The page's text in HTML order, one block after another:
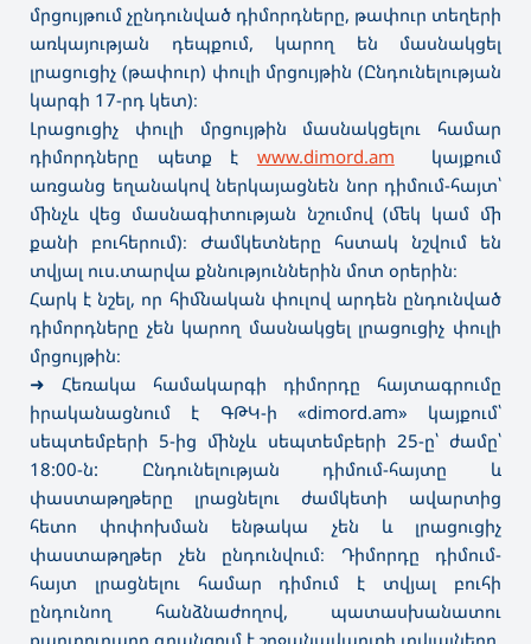
մրցույթում չընդունված դիմորդները, թափուր տեղերի
առկայության դեպքում, կարող են մասնակցել
լրացուցիչ (թափուր) փուլի մրցույթին (Ընդունելության
կարգի 17-րդ կետ)։
Լրացուցիչ փուլի մրցույթին մասնակցելու համար
դիմորդները պետք է www.dimord.am կայքում
առցանց եղանակով ներկայացնեն նոր դիմում-հայտ՝
մինչև վեց մասնագիտության նշումով (մեկ կամ մի
քանի բուհերում)։ Ժամկետները հստակ նշվում են
տվյալ ուս.տարվա քննություններին մոտ օրերին։
Հարկ է նշել, որ հիմնական փուլով արդեն ընդունված
դիմորդները չեն կարող մասնակցել լրացուցիչ փուլի
մրցույթին։
➜ Հեռակա համակարգի դիմորդը հայտագրումը
իրականացնում է ԳԹԿ-ի «dimord.am» կայքում՝
սեպտեմբերի 5-ից մինչև սեպտեմբերի 25-ը՝ ժամը՝
18:00-ն: Ընդունելության դիմում-հայտը և
փաստաթղթերը լրացնելու ժամկետի ավարտից
հետո փոփոխման ենթակա չեն և լրացուցիչ
փաստաթղթեր չեն ընդունվում։ Դիմորդը դիմում-
հայտ լրացնելու համար դիմում է տվյալ բուհի
ընդունող հանձնաժողով, պատասխանատու
քարտուղարը գրանցում է շրջանավարտի տվյալները,